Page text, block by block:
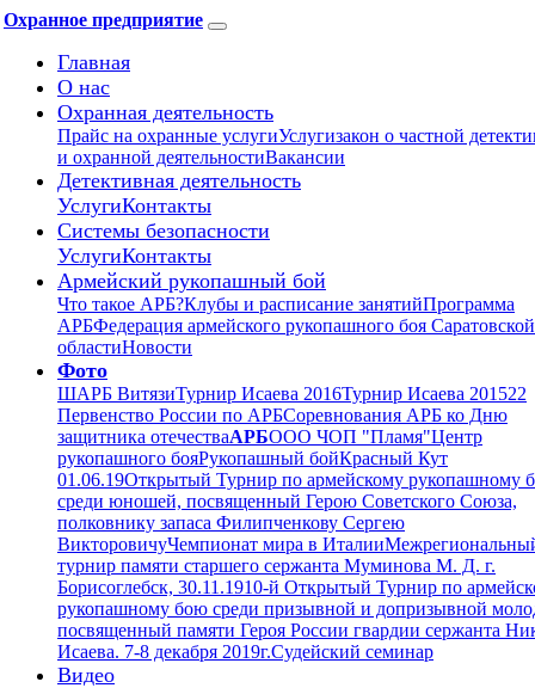
Охранное предприятие
Главная
О нас
Охранная деятельность
Прайс на охранные услугиУслугизакон о частной
и охранной деятельностиВакансии
Детективная деятельность
УслугиКонтакты
Системы безопасности
УслугиКонтакты
Армейский рукопашный бой
Что такое АРБ?Клубы и расписание занятийПрограмма
АРБФедерация армейского рукопашного боя Саратовской
областиНовости
Фото
ШАРБ ВитязиТурнир Исаева 2016Турнир Исаева 201522
Первенство России по АРБСоревнования АРБ ко Дню
защитника отечестваАРБООО ЧОП "Пламя"Центр
рукопашного бояРукопашный бойКрасный Кут
01.06.19Открытый Турнир по армейскому рукопашному
среди юношей, посвященный Герою Советского Союза,
полковнику запаса Филипченкову Сергею
ВикторовичуЧемпионат мира в Италии
турнир памяти старшего сержанта Муминова М. Д. г.
Борисоглебск, 30.11.1910-й Открытый Турнир по
рукопашному бою среди призывной и допризывной
посвященный памяти Героя России гвардии сержанта
Исаева. 7-8 декабря 2019г.Судейский семинар
Видео